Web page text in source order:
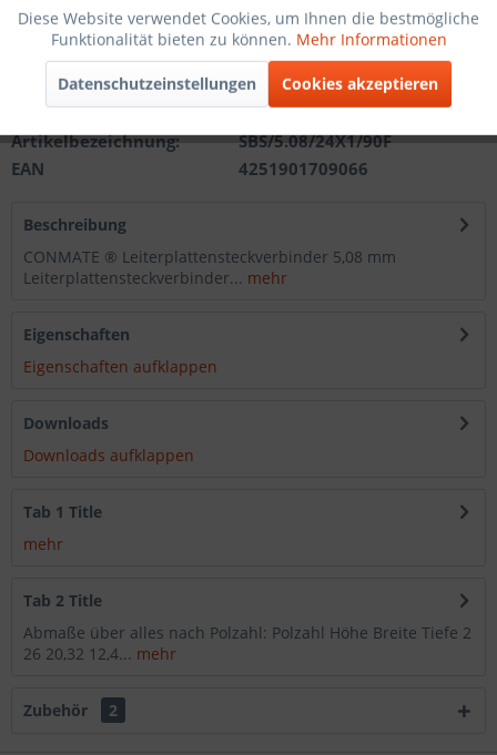
In den Warenkorb
Merken
Artikel-Nr.:
201121511124
Artikelbezeichnung:
SBS/5.08/24X1/90F
EAN
4251901709066
Beschreibung
CONMATE ® Leiterplattensteckverbinder 5,08 mm
Leiterplattensteckverbinder... mehr
Eigenschaften
Eigenschaften aufklappen
Downloads
Downloads aufklappen
Tab 1 Title
mehr
Tab 2 Title
Abmaße über alles nach Polzahl: Polzahl Höhe Breite Tiefe 2
26 20,32 12,4... mehr
Zubehör 2
Diese Website verwendet Cookies, um Ihnen die bestmögliche
Funktionalität bieten zu können. Mehr Informationen
Datenschutzeinstellungen Cookies akzeptieren